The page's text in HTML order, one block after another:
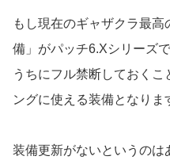
もし現在のギャザクラ最
備」がパッチ6.Xシリーズ
うちにフル禁断しておくこ
ングに使える装備となり
装備更新がないというのは